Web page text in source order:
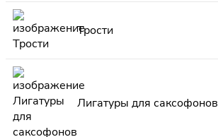
Трости
Лигатуры для саксофонов